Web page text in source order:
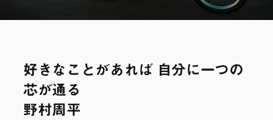
好きなことがあれば 自分に一つの
芯が通る
野村周平